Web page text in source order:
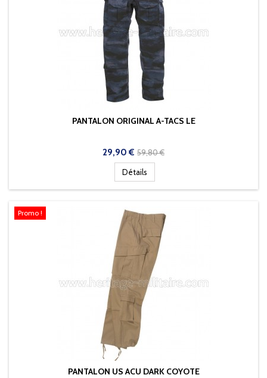
PANTALON ORIGINAL A-TACS LE
Prix
29,90 € Prix
de
base
59,80 €
Détails
Promo !
PANTALON US ACU DARK COYOTE